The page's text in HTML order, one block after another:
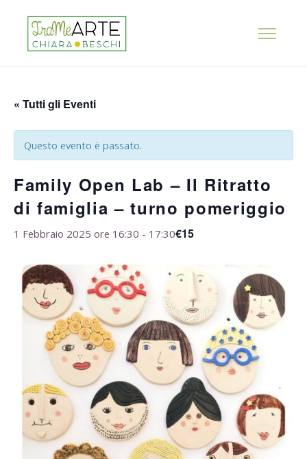
« Tutti gli Eventi
Questo evento è passato.
Family Open Lab – Il Ritratto
di famiglia – turno pomeriggio
1 Febbraio 2025 ore 16:30 - 17:30€15